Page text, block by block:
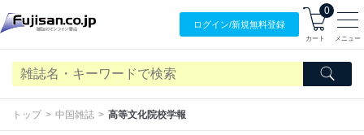
ログイン/新規無料登録
0
カート メニュー
トップ 中国雑誌 高等文化院校学報